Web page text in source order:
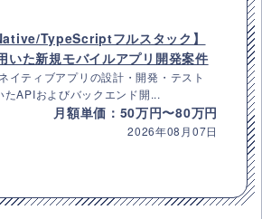
TypeScriptフルスタック】
た新規モバイルアプリ開発案件
イティブアプリの設計・開発・テスト
たAPIおよびバックエンド開...
月額単価：50万円〜80万円
2026年08月07日